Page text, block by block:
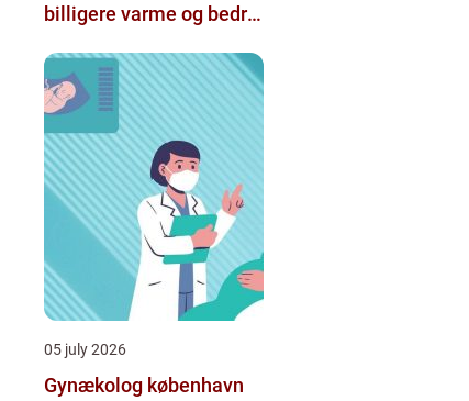
billigere varme og bedre
05 july 2026
Gynækolog københavn